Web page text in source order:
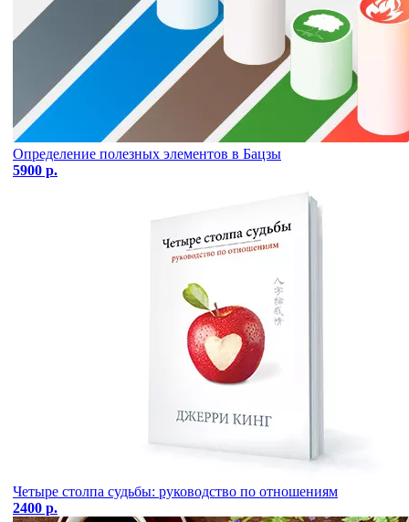
Определение полезных элементов в Бацзы
5900 р.
Четыре столпа судьбы: руководство по отношениям
2400 р.